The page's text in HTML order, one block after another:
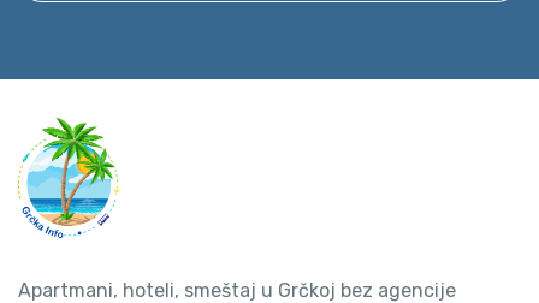
Apartmani, hoteli, smeštaj u Grčkoj bez agencije